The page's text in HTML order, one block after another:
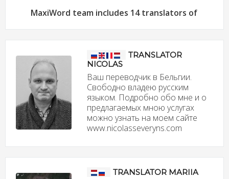
MaxiWord team includes 14 translators of
TRANSLATOR
NICOLAS
Ваш переводчик в Бельгии.
Свободно владею русским
языком. Подробно обо мне и о
предлагаемых мною услугах
можно узнать на моем сайте
www.nicolasseveryns.com
TRANSLATOR MARIIA